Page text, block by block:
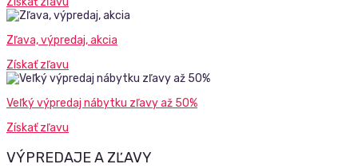
Zľava, výpredaj, akcia
Získať zľavu
Veľký výpredaj nábytku zľavy až 50%
Získať zľavu
VÝPREDAJE A ZĽAVY